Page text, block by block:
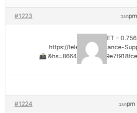
#1223 הגב
📠 + 0.75657339 BTC.GET –
https://telegra.ph/Binance-
#1224 הגב